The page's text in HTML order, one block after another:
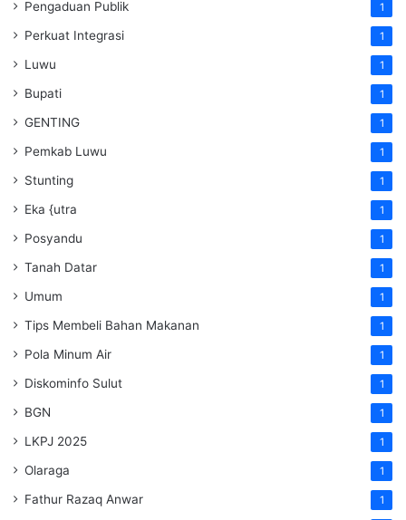
Pengaduan Publik 1
Perkuat Integrasi 1
Luwu 1
Bupati 1
GENTING 1
Pemkab Luwu 1
Stunting 1
Eka {utra 1
Posyandu 1
Tanah Datar 1
Umum 1
Tips Membeli Bahan Makanan 1
Pola Minum Air 1
Diskominfo Sulut 1
BGN 1
LKPJ 2025 1
Olaraga 1
Fathur Razaq Anwar 1